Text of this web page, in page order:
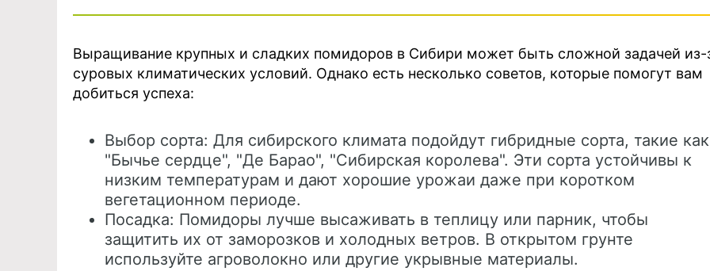
Выращивание крупных и сладких помидоров в Сибири может быть сложной задачей из-
суровых климатических условий. Однако есть несколько советов, которые помогут вам
добиться успеха:
Выбор сорта: Для сибирского климата подойдут гибридные сорта, такие как
"Бычье сердце", "Де Барао", "Сибирская королева". Эти сорта устойчивы к
низким температурам и дают хорошие урожаи даже при коротком
вегетационном периоде.
Посадка: Помидоры лучше высаживать в теплицу или парник, чтобы
защитить их от заморозков и холодных ветров. В открытом грунте
используйте агроволокно или другие укрывные материалы.